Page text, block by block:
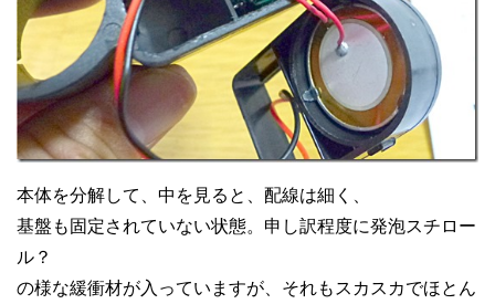
本体を分解して、中を見ると、配線は細く、
基盤も固定されていない状態。申し訳程度に発泡スチロー
ル？
の様な緩衝材が入っていますが、それもスカスカでほとん